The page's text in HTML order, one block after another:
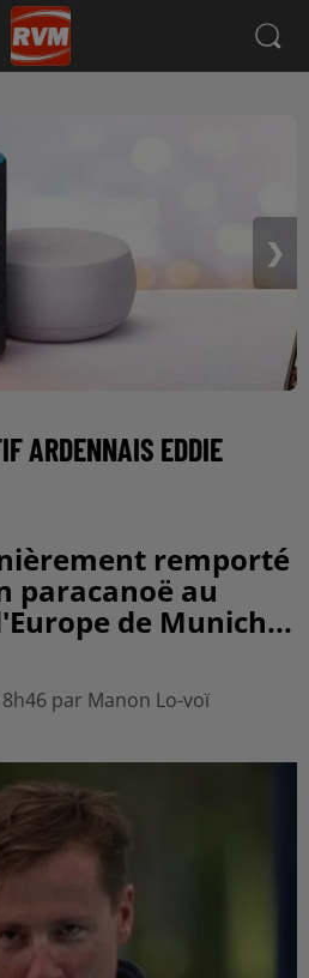
❯
ARDENNAIS EDDIE
remporté
paracanoë au
de Munich...
par Manon Lo-voï